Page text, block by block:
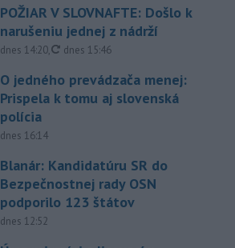
POŽIAR V SLOVNAFTE: Došlo k
narušeniu jednej z nádrží
dnes 14:20, aktualizované
dnes 15:46
O jedného prevádzača menej:
Prispela k tomu aj slovenská
polícia
dnes 16:14
Blanár: Kandidatúru SR do
Bezpečnostnej rady OSN
podporilo 123 štátov
dnes 12:52